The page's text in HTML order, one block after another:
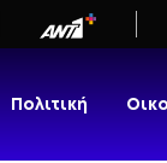
Πολιτική